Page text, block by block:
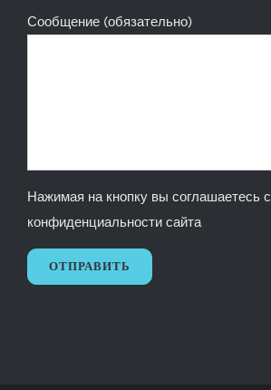
Сообщение (обязательно)
Нажимая на кнопку вы соглашаетесь с
конфиденциальности сайта